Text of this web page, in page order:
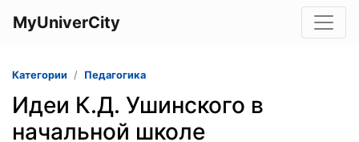
MyUniverCity
Категории Педагогика
Идеи К.Д. Ушинского в
начальной школе